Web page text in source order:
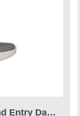
Skechers Go Walk Flex - Grand Entry Damen Slipper, grün, Größe 40 40